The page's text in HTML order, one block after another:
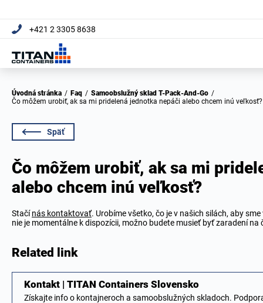
+421 2 3305 8638
Úvodná stránka / Faq / Samoobslužný sklad T-Pack-And-Go /
Čo môžem urobiť, ak sa mi pridelená jednotka nepáči alebo chcem inú veľkosť?
Späť
Čo môžem urobiť, ak sa mi
alebo chcem inú veľkosť?
Stačínás kontaktovať. Urobíme všetko, čo je v našich silách, aby
nie je momentálne k dispozícii, možno budete musieť byť zaradení na
Related link
Kontakt | TITAN Containers Slovensko
Získajte info o kontajneroch a samoobslužných skladoch.